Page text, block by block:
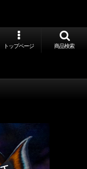
トップページ 商品検索